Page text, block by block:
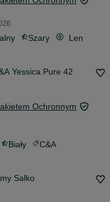
Szary Len
Yessica Pure 42
Ochronnym
Biały C&A
Salko